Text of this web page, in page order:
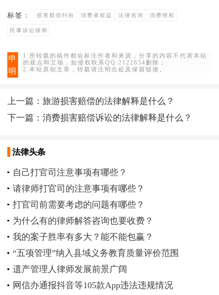
标签： 损害赔偿纠纷 消费者权益 法律咨询 消费维权
民事诉讼律师
申
明
1.所转载的稿件都会标注作者和来源，分享的内容不代表本站
的观点和立场，如侵权联系QQ:2122654删除；
2.本站原创文章，转载请注明出处及保留链接。
上一篇：旅游损害赔偿的法律解释是什么？
下一篇：消费损害赔偿诉讼的法律解释是什么？
法律头条
自己打官司注意事项有哪些？
请律师打官司的注意事项有哪些？
打官司前需要考虑的问题有哪些？
为什么有的律师解答咨询也要收费？
我的案子胜率有多大？能不能包赢？
“五项管理”纳入县域义务教育质量评价范围
遗产管理人律师发展前景广阔
网信办通报抖音等105款App违法违规情况